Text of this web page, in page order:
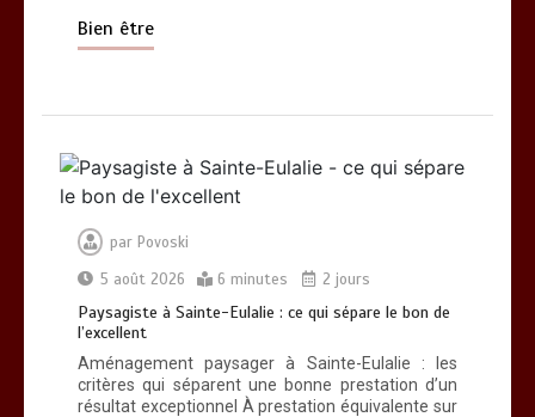
Bien être
par Povoski
5 août 2026
6 minutes 2 jours
Paysagiste à Sainte-Eulalie : ce qui sépare le bon de
l’excellent
Aménagement paysager à Sainte-Eulalie : les
critères qui séparent une bonne prestation d’un
résultat exceptionnel À prestation équivalente sur